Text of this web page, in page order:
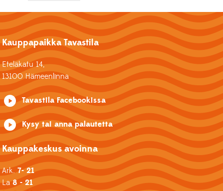
Kauppapaikka Tavastila
Eteläkatu 14,
13100 Hämeenlinna
Tavastila Facebookissa
Kysy tai anna palautetta
Kauppakeskus avoinna
Ark.7- 21
La8 - 21